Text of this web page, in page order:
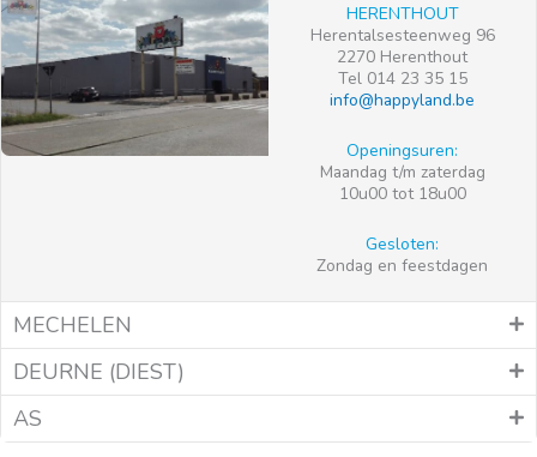
HERENTHOUT
Herentalsesteenweg 96
2270 Herenthout
Tel 014 23 35 15
info@happyland.be
Openingsuren:
Maandag t/m zaterdag
10u00 tot 18u00
Gesloten:
Zondag en feestdagen
MECHELEN
DEURNE (DIEST)
AS